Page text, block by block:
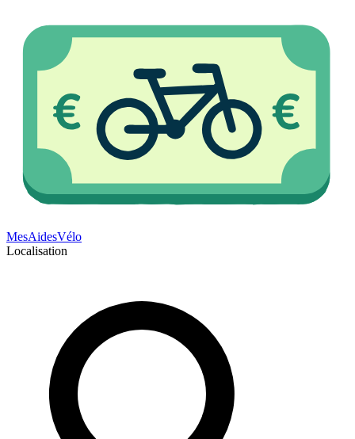
MesAidesVélo
Localisation